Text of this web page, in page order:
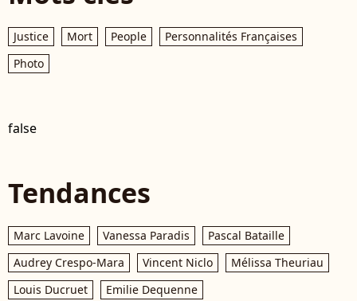
Justice Mort People
Personnalités Françaises
Photo
false
Tendances
Marc Lavoine Vanessa Paradis
Pascal Bataille
Audrey Crespo-Mara
Vincent Niclo
Mélissa Theuriau
Louis Ducruet
Emilie Dequenne